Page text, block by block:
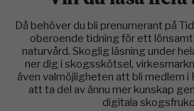
Då behöver du bli prenumerant på
oberoende tidning för ett
naturvård. Skoglig läsning under
ner dig i skogsskötsel,
även valmöjligheten att bli medlem i
att ta del av ännu mer kunskap
digitala